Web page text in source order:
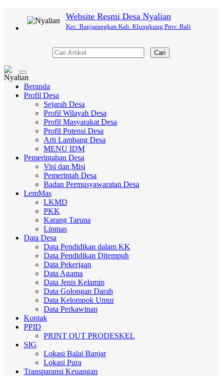
Website Resmi Desa Nyalian
Kec. Banjarangkan Kab. Klungkung Prov. Bali
Cari
Toggle
navigation
Beranda
Profil Desa
Sejarah Desa
Profil Wilayah Desa
Profil Masyarakat Desa
Profil Potensi Desa
Arti Lambang Desa
MENU IDM
Pemerintahan Desa
Visi dan Misi
Pemerintah Desa
Badan Permusyawaratan Desa
LemMas
LKMD
PKK
Karang Taruna
Linmas
Data Desa
Data Pendidikan dalam KK
Data Pendidikan Ditempuh
Data Pekerjaan
Data Agama
Data Jenis Kelamin
Data Golongan Darah
Data Kelompok Umur
Data Perkawinan
Kontak
PPID
PRINT OUT PRODESKEL
SIG
Lokasi Balai Banjar
Lokasi Pura
Transparansi Keuangan